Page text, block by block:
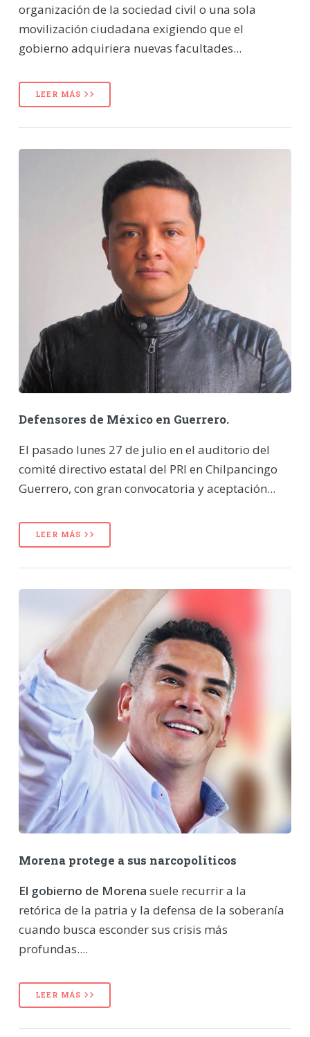
organización de la sociedad civil o una sola
movilización ciudadana exigiendo que el
gobierno adquiriera nuevas facultades...
LEER MÁS
Defensores de México en Guerrero.
El pasado lunes 27 de julio en el auditorio del
comité directivo estatal del PRI en Chilpancingo
Guerrero, con gran convocatoria y aceptación...
LEER MÁS
Morena protege a sus narcopolíticos
El gobierno de Morena suele recurrir a la
retórica de la patria y la defensa de la soberanía
cuando busca esconder sus crisis más
profundas....
LEER MÁS